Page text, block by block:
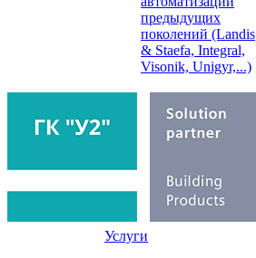
предыдущих
поколений (Landis
& Staefa, Integral,
Visonik, Unigyr,...)
Услуги